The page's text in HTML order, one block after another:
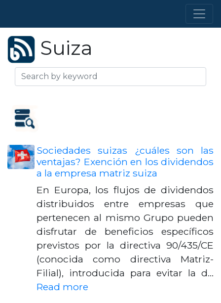
Suiza
Sociedades suizas ¿cuáles son las
ventajas? Exención en los dividendos
a la empresa matriz suiza
En Europa, los flujos de dividendos
distribuidos entre empresas que
pertenecen al mismo Grupo pueden
disfrutar de beneficios específicos
previstos por la directiva 90/435/CE
(conocida como directiva Matriz-
Filial), introducida para evitar la d…
Read more